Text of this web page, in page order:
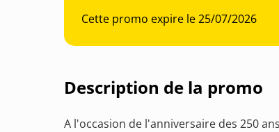
Cette promo expire le 25/07/2026
Description de la promo
A l'occasion de l'anniversaire des 250